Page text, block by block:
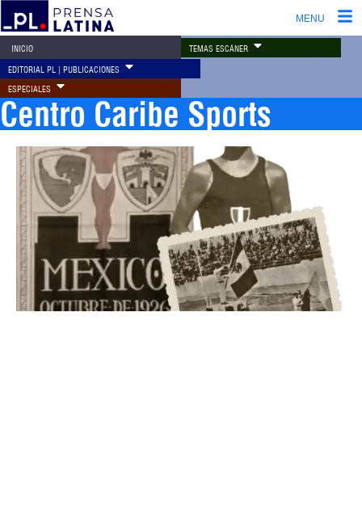
MENU
INICIO TEMAS ESCÁNER
EDITORIAL PL | PUBLICACIONES
ESPECIALES
Centro Caribe Sports